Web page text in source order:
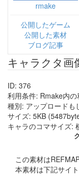
rmake
公開したゲーム
公開した素材
ブログ記事
キャラクタ画
ID: 376
利用条件: Rmake内
種別: アップロードも
サイズ: 5KB
キャラのコマサイズ:
この素材は
本素材は下記サイ